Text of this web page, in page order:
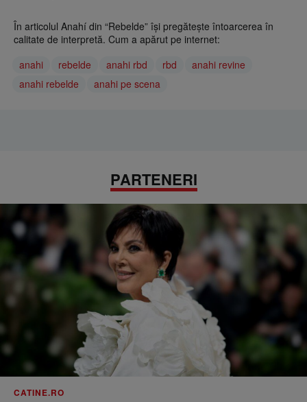
În articolul Anahí din “Rebelde” își pregătește întoarcerea în
calitate de interpretă. Cum a apărut pe internet:
anahi
rebelde anahi rbd rbd
anahi revine
anahi rebelde
anahi pe scena
PARTENERI
CATINE.RO